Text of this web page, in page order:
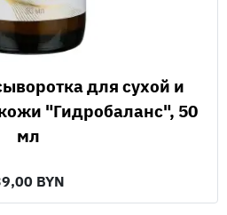
"Гидробаланс", 50
мл
BYN